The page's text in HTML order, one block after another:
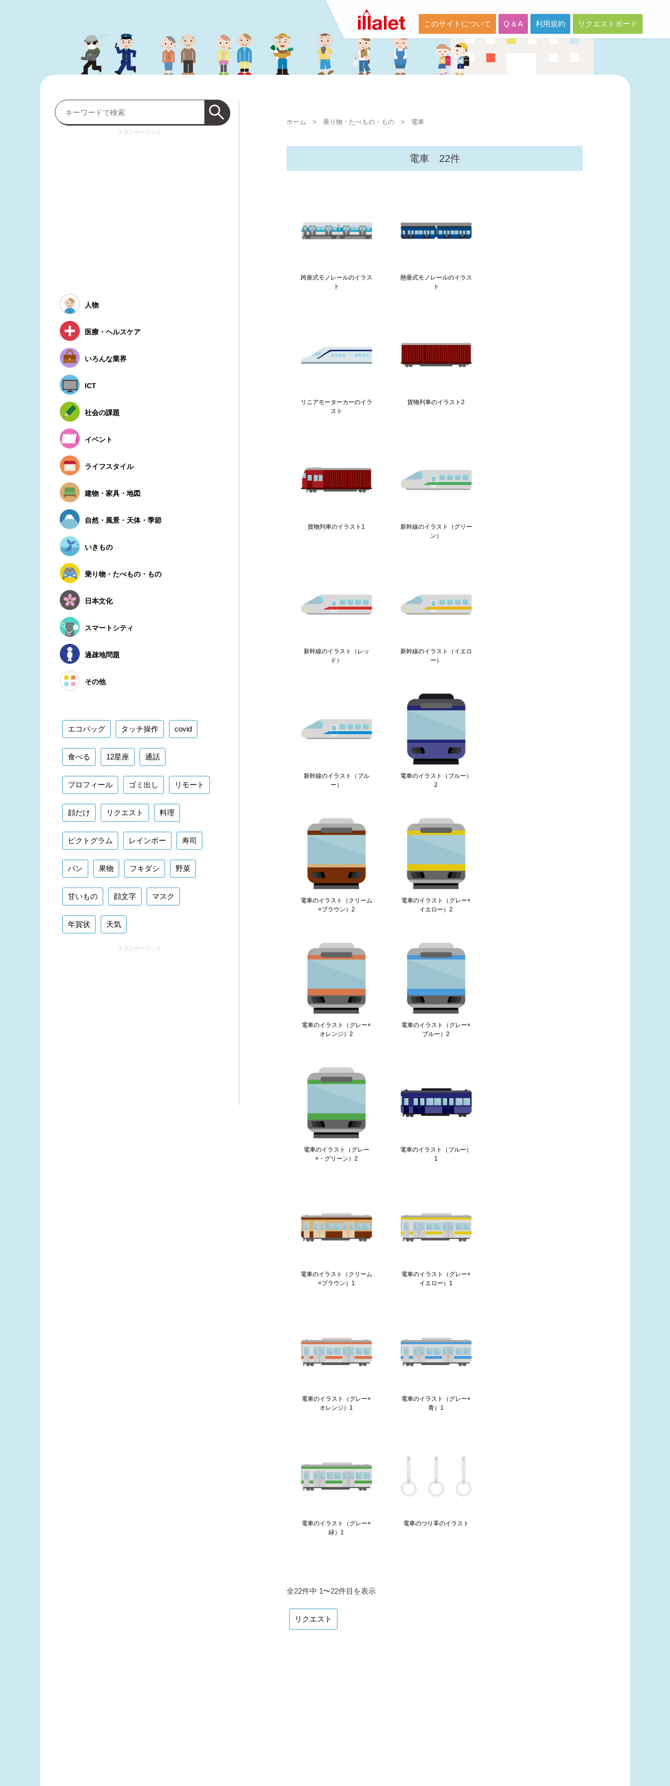
このサイトについて Q & A 利用規約 リクエストボード
ホーム > 乗り物・たべもの・もの> 電車
電車 22件
跨座式モノレールのイラス
ト
懸垂式モノレールのイラス
ト
リニアモーターカーのイラ
スト
貨物列車のイラスト2
貨物列車のイラスト1
新幹線のイラスト（グリー
ン）
新幹線のイラスト（レッ
ド）
新幹線のイラスト（イエロ
ー）
新幹線のイラスト（ブル
ー）
電車のイラスト（ブルー）
2
電車のイラスト（クリーム
×ブラウン）2
電車のイラスト（グレー×
イエロー）2
電車のイラスト（グレー×
オレンジ）2
電車のイラスト（グレー×
ブルー）2
電車のイラスト（グレー
×・グリーン）2
電車のイラスト（ブルー）
1
電車のイラスト（クリーム
×ブラウン）1
電車のイラスト（グレー×
イエロー）1
電車のイラスト（グレー×
オレンジ）1
電車のイラスト（グレー×
青）1
電車のイラスト（グレー×
緑）1
電車のつり革のイラスト
全22件中 1〜22件目を表示
リクエスト
スポンサーリンク
人物
医療・ヘルスケア
いろんな業界
ICT
社会の課題
イベント
ライフスタイル
建物・家具・地図
自然・風景・天体・季節
いきもの
乗り物・たべもの・もの
日本文化
スマートシティ
過疎地問題
その他
エコバッグ タッチ操作 covid
食べる 12星座 通話
プロフィール ゴミ出し リモート
顔だけ リクエスト 料理
ピクトグラム レインボー 寿司
パン 果物 フキダシ 野菜
甘いもの 顔文字 マスク
年賀状 天気
スポンサーリンク